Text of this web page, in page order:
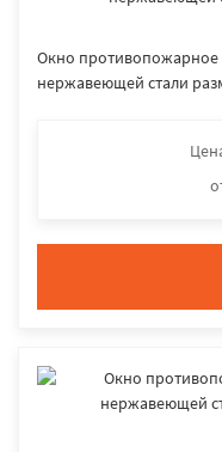
Окно противопожарное
нержавеющей стали